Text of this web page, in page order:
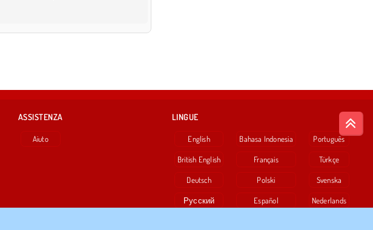
ASSISTENZA
Aiuto
LINGUE
English
British English
Deutsch
Русский
Bahasa Indonesia
Français
Polski
Español
Português
Türkçe
Svenska
Nederlands